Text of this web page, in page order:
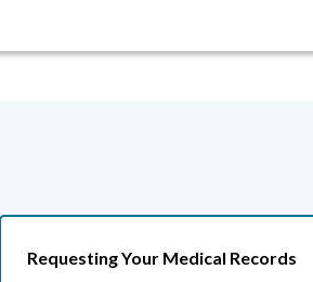
Requesting Your Medical Records